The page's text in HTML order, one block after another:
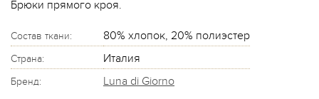
Брюки прямого кроя.
Состав ткани: 80% хлопок, 20% полиэстер
Страна: Италия
Бренд: Luna di Giorno